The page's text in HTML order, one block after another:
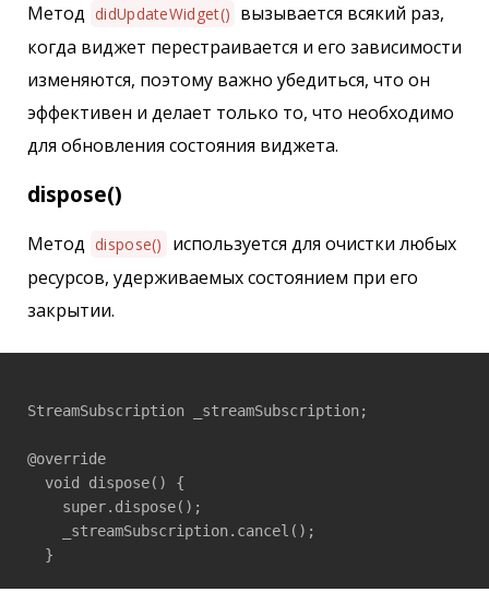
Метод didUpdateWidget() вызывается всякий раз,
когда виджет перестраивается и его зависимости
изменяются, поэтому важно убедиться, что он
эффективен и делает только то, что необходимо
для обновления состояния виджета.
dispose()
Метод dispose()
используется для очистки любых
ресурсов, удерживаемых состоянием при его
закрытии.
StreamSubscription _streamSubscription;
@override
  void dispose() {
    super.dispose();
    _streamSubscription.cancel();
  }